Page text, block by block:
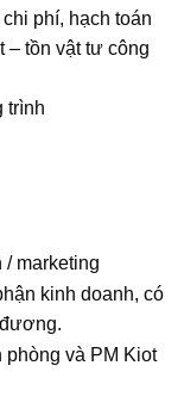
phí, hạch toán
– tồn vật tư công
trình
/ marketing
kinh doanh, có
phòng và PM Kiot